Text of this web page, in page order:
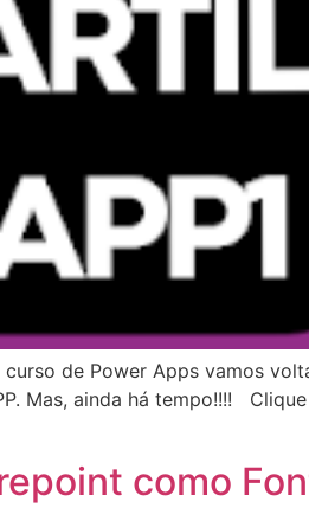
de Power Apps vamos
Mas, ainda há tempo!!!!
como